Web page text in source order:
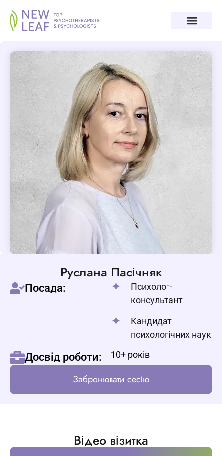
Руслана Пасічняк
Посада:
Психолог-
консультант
Кандидат
психологічних наук
Досвід роботи: 10+ років
Забронювати сесію
Відео візитка